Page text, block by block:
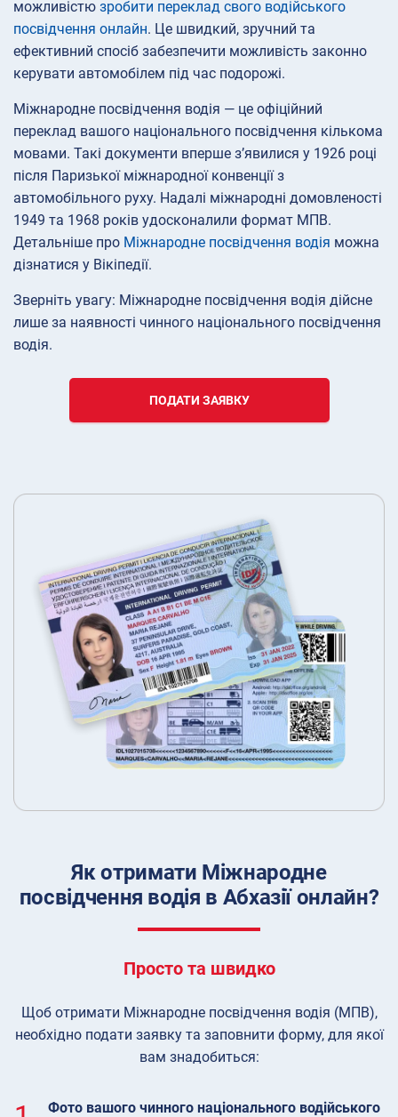
можливістю зробити переклад свого водійського
посвідчення онлайн. Це швидкий, зручний та
ефективний спосіб забезпечити можливість законно
керувати автомобілем під час подорожі.
Міжнародне посвідчення водія — це офіційний
переклад вашого національного посвідчення кількома
мовами. Такі документи вперше з’явилися у 1926 році
після Паризької міжнародної конвенції з
автомобільного руху. Надалі міжнародні домовленості
1949 та 1968 років удосконалили формат МПВ.
Детальніше про Міжнародне посвідчення водія можна
дізнатися у Вікіпедії.
Зверніть увагу: Міжнародне посвідчення водія дійсне
лише за наявності чинного національного посвідчення
водія.
ПОДАТИ ЗАЯВКУ
Як отримати Міжнародне
посвідчення водія в Абхазії онлайн?
Просто та швидко
Щоб отримати Міжнародне посвідчення водія (МПВ),
необхідно подати заявку та заповнити форму, для якої
вам знадобиться:
Фото вашого чинного національного водійського